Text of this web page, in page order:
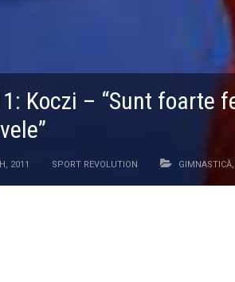
Koczi – “Sunt
2011 SPORT REVOLUTION GIMNASTICĂ,